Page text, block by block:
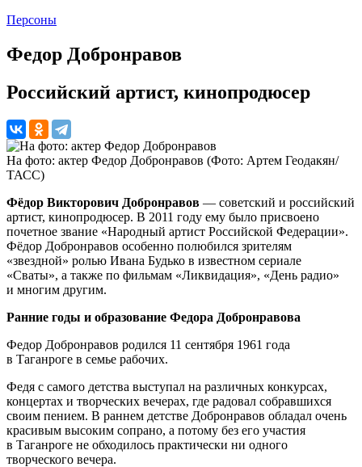
Персоны
Федор Добронравов
Российский артист, кинопродюсер
На фото: актер Федор Добронравов (Фото: Артем Геодакян/
ТАСС)
Фёдор Викторович Добронравов — советский и российский
артист, кинопродюсер. В 2011 году ему было присвоено
почетное звание «Народный артист Российской Федерации».
Фёдор Добронравов особенно полюбился зрителям
«звездной» ролью Ивана Будько в известном сериале
«Сваты», а также по фильмам «Ликвидация», «День радио»
и многим другим.
Ранние годы и образование Федора Добронравова
Федор Добронравов родился 11 сентября 1961 года
в Таганроге в семье рабочих.
Федя с самого детства выступал на различных конкурсах,
концертах и творческих вечерах, где радовал собравшихся
своим пением. В раннем детстве Добронравов обладал очень
красивым высоким сопрано, а потому без его участия
в Таганроге не обходилось практически ни одного
творческого вечера.